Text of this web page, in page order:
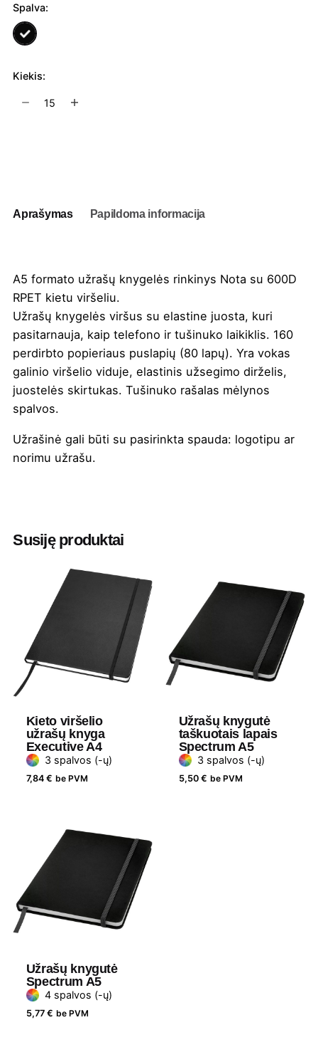
Spalva:
Kiekis:
produkto
Aprašymas Papildoma informacija
A5 formato užrašų knygelės rinkinys Nota su 600D
RPET kietu viršeliu.
Užrašų knygelės viršus su elastine juosta, kuri
pasitarnauja, kaip telefono ir tušinuko laikiklis. 160
perdirbto popieriaus puslapių (80 lapų). Yra vokas
galinio viršelio viduje, elastinis užsegimo dirželis,
juostelės skirtukas. Tušinuko rašalas mėlynos
spalvos.
Užrašinė gali būti su pasirinkta spauda: logotipu ar
norimu užrašu.
14.5 cm
Medžiaga Perdirbtas popierius
Susiję produktai
Kieto viršelio
užrašų knyga
Executive A4
3 spalvos (-ų)
7,84 € be PVM
Užrašų knygutė
taškuotais lapais
Spectrum A5
3 spalvos (-ų)
5,50 € be PVM
Užrašų knygutė
Spectrum A5
4 spalvos (-ų)
5,77 € be PVM